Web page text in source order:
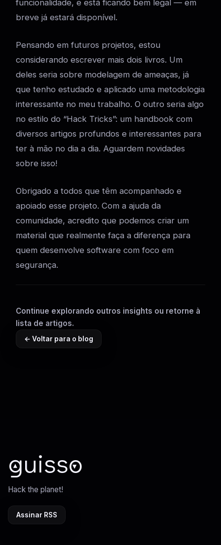
funcionalidade, e está ficando bem legal — em
breve já estará disponível.
Pensando em futuros projetos, estou
considerando escrever mais dois livros. Um
deles seria sobre modelagem de ameaças, já
que tenho estudado e aplicado uma metodologia
interessante no meu trabalho. O outro seria algo
no estilo do “Hack Tricks”: um handbook com
diversos artigos profundos e interessantes para
ter à mão no dia a dia. Aguardem novidades
sobre isso!
Obrigado a todos que têm acompanhado e
apoiado esse projeto. Com a ajuda da
comunidade, acredito que podemos criar um
material que realmente faça a diferença para
quem desenvolve software com foco em
segurança.
Continue explorando outros insights ou retorne à
lista de artigos.
← Voltar para o blog
guisso
Hack the planet!
Assinar RSS